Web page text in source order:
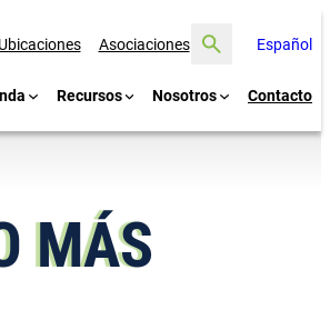
Español
Ubicaciones Asociaciones
Buscar
Recursos Nosotros Contacto
MÁS